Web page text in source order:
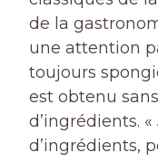
de la
une attention
toujours
est obtenu
d’ingrédients.
d’ingrédients,